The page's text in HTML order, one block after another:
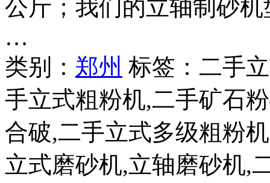
公斤；我们的立轴制砂
…
类别： 郑州 标签：二手
手立式粗粉机,二手矿石
合破,二手立式多级粗粉
立式磨砂机,立轴磨砂机,